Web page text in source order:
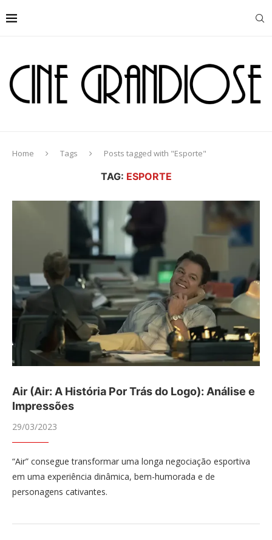
Home Tags Posts tagged with "Esporte"
TAG: ESPORTE
Air (Air: A História Por Trás do Logo): Análise e
Impressões
29/03/2023
“Air” consegue transformar uma longa negociação esportiva
em uma experiência dinâmica, bem-humorada e de
personagens cativantes.